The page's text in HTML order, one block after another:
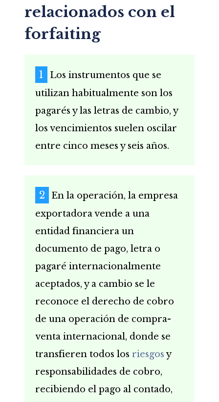
relacionados con el
forfaiting
Los instrumentos que se
utilizan habitualmente son los
pagarés y las letras de cambio, y
los vencimientos suelen oscilar
entre cinco meses y seis años.
En la operación, la empresa
exportadora vende a una
entidad financiera un
documento de pago, letra o
pagaré internacionalmente
aceptados, y a cambio se le
reconoce el derecho de cobro
de una operación de compra-
venta internacional, donde se
transfieren todos los riesgosy
responsabilidades de cobro,
recibiendo el pago al contado,